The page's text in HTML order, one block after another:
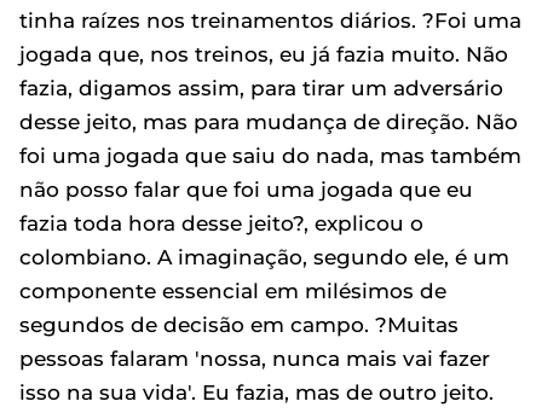
tinha raízes nos treinamentos diários. ?Foi uma
jogada que, nos treinos, eu já fazia muito. Não
fazia, digamos assim, para tirar um adversário
desse jeito, mas para mudança de direção. Não
foi uma jogada que saiu do nada, mas também
não posso falar que foi uma jogada que eu
fazia toda hora desse jeito?, explicou o
colombiano. A imaginação, segundo ele, é um
componente essencial em milésimos de
segundos de decisão em campo. ?Muitas
pessoas falaram 'nossa, nunca mais vai fazer
isso na sua vida'. Eu fazia, mas de outro jeito.